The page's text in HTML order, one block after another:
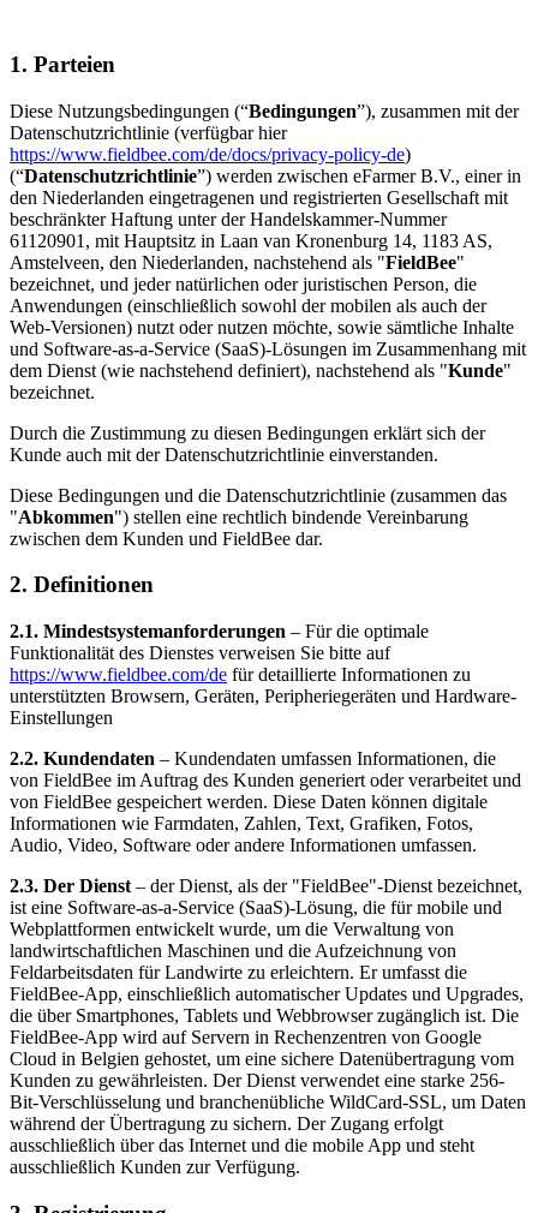
1. Parteien
Diese Nutzungsbedingungen (“Bedingungen”), zusammen mit der
Datenschutzrichtlinie (verfügbar hier
https://www.fieldbee.com/de/docs/privacy-policy-de)
(“Datenschutzrichtlinie”) werden zwischen eFarmer B.V., einer in
den Niederlanden eingetragenen und registrierten Gesellschaft mit
beschränkter Haftung unter der Handelskammer-Nummer
61120901, mit Hauptsitz in Laan van Kronenburg 14, 1183 AS,
Amstelveen, den Niederlanden, nachstehend als "FieldBee"
bezeichnet, und jeder natürlichen oder juristischen Person, die
Anwendungen (einschließlich sowohl der mobilen als auch der
Web-Versionen) nutzt oder nutzen möchte, sowie sämtliche Inhalte
und Software-as-a-Service (SaaS)-Lösungen im Zusammenhang mit
dem Dienst (wie nachstehend definiert), nachstehend als "Kunde"
bezeichnet.
Durch die Zustimmung zu diesen Bedingungen erklärt sich der
Kunde auch mit der Datenschutzrichtlinie einverstanden.
Diese Bedingungen und die Datenschutzrichtlinie (zusammen das
"Abkommen") stellen eine rechtlich bindende Vereinbarung
zwischen dem Kunden und FieldBee dar.
2. Definitionen
2.1. Mindestsystemanforderungen – Für die optimale
Funktionalität des Dienstes verweisen Sie bitte auf
https://www.fieldbee.com/de für detaillierte Informationen zu
unterstützten Browsern, Geräten, Peripheriegeräten und Hardware-
Einstellungen
2.2. Kundendaten – Kundendaten umfassen Informationen, die
von FieldBee im Auftrag des Kunden generiert oder verarbeitet und
von FieldBee gespeichert werden. Diese Daten können digitale
Informationen wie Farmdaten, Zahlen, Text, Grafiken, Fotos,
Audio, Video, Software oder andere Informationen umfassen.
2.3. Der Dienst – der Dienst, als der "FieldBee"-Dienst bezeichnet,
ist eine Software-as-a-Service (SaaS)-Lösung, die für mobile und
Webplattformen entwickelt wurde, um die Verwaltung von
landwirtschaftlichen Maschinen und die Aufzeichnung von
Feldarbeitsdaten für Landwirte zu erleichtern. Er umfasst die
FieldBee-App, einschließlich automatischer Updates und Upgrades,
die über Smartphones, Tablets und Webbrowser zugänglich ist. Die
FieldBee-App wird auf Servern in Rechenzentren von Google
Cloud in Belgien gehostet, um eine sichere Datenübertragung vom
Kunden zu gewährleisten. Der Dienst verwendet eine starke 256-
Bit-Verschlüsselung und branchenübliche WildCard-SSL, um Daten
während der Übertragung zu sichern. Der Zugang erfolgt
ausschließlich über das Internet und die mobile App und steht
ausschließlich Kunden zur Verfügung.